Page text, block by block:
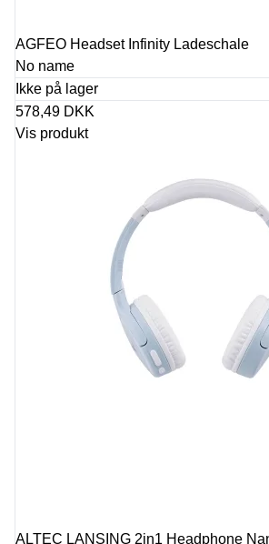
AGFEO Headset Infinity Ladeschale
No name
Ikke på lager
578,49 DKK
Vis produkt
ALTEC LANSING 2in1 Headphone